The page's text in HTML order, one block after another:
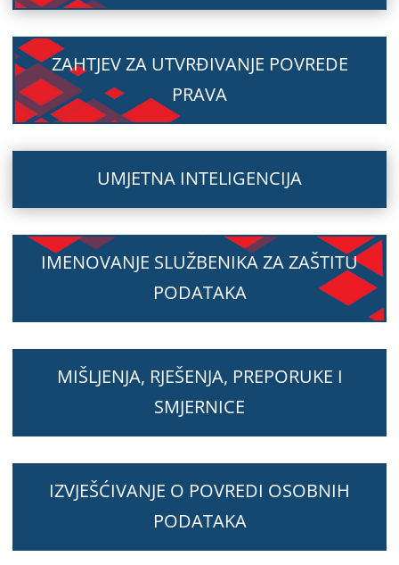
ZAHTJEV ZA UTVRĐIVANJE POVREDE
PRAVA
UMJETNA INTELIGENCIJA
IMENOVANJE SLUŽBENIKA ZA ZAŠTITU
PODATAKA
MIŠLJENJA, RJEŠENJA, PREPORUKE I
SMJERNICE
IZVJEŠĆIVANJE O POVREDI OSOBNIH
PODATAKA